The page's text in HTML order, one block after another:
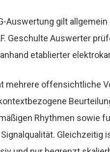
Auswertung gilt
Geschulte Auswerter
etablierter
mehrere offensichtliche
Rhythmen sowie
Gleichzeitig